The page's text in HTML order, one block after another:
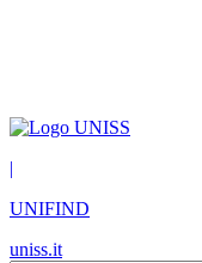
|
UNIFIND
uniss.it